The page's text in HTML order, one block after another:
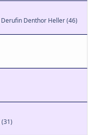
Derufin Denthor Heller(46)
(31)